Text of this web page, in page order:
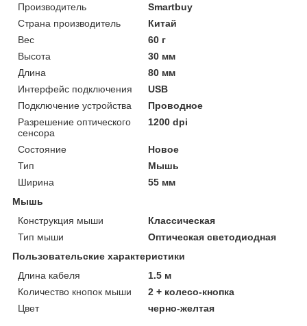
Производитель
Smartbuy
Страна производитель
Китай
Вес
60 г
Высота
30 мм
Длина
80 мм
Интерфейс подключения
USB
Подключение устройства
Проводное
Разрешение оптического
сенсора
1200 dpi
Состояние
Новое
Тип
Мышь
Ширина
55 мм
Мышь
Конструкция мыши
Классическая
Тип мыши
Оптическая светодиодная
Пользовательские характеристики
Длина кабеля
1.5 м
Количество кнопок мыши
2 + колесо-кнопка
Цвет
черно-желтая